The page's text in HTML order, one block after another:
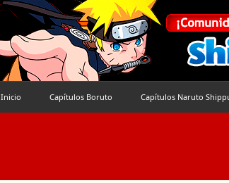
Inicio Capítulos Boruto Capítulos Naruto